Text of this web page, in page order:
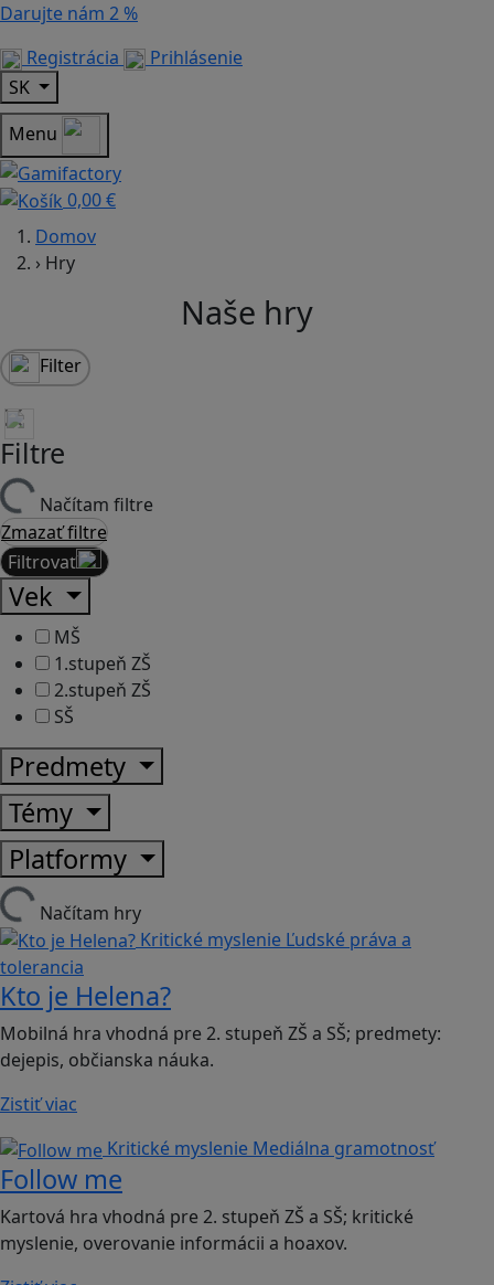
Darujte nám 2 %
Registrácia
Prihlásenie
SK
Menu
0,00 €
Domov
› Hry
Naše hry
Filter
Filtre
Načítam filtre
Zmazať filtre
Filtrovať
Vek
MŠ
1.stupeň ZŠ
2.stupeň ZŠ
SŠ
Predmety
Témy
Platformy
Načítam hry
Kritické myslenie Ľudské práva a
tolerancia
Kto je Helena?
Mobilná hra vhodná pre 2. stupeň ZŠ a SŠ; predmety:
dejepis, občianska náuka.
Zistiť viac
Kritické myslenie Mediálna gramotnosť
Follow me
Kartová hra vhodná pre 2. stupeň ZŠ a SŠ; kritické
myslenie, overovanie informácii a hoaxov.